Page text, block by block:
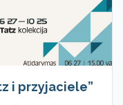
i przyjaciele”